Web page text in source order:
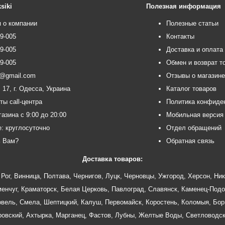
компании
005
005
005
г. Одесса, Украина
call-центра
с 9:00 до 20:00
круглосуточно
Вам?
Полезная информация
Полезные статьи
Контакты
Доставка и оплата
Обмен и возврат
Отзывы о магазине
Каталог товаров
Политика
Мобильная версия
Отдел обращений
Обратная связь
Доставка товаров:
, Винница, Полтава, Чернигов, Луцк, Черновцы, Ужгород Херсон,
, Краматорск Белая Церковь Павлоград Славянск Каменец-
Смела Шептицкий Калуш Первомайск Коростень Коломыя
, Ахтырка, Марганец, Фастов, Лубны, Желтые Воды, Светловодск